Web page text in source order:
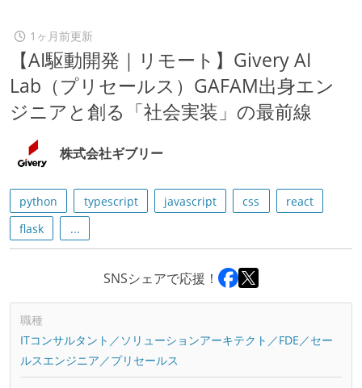
1ヶ月前更新
【AI駆動開発｜リモート】Givery AI
Lab（プリセールス）GAFAM出身エン
ジニアと創る「社会実装」の最前線
株式会社ギブリー
python typescript javascript css
react
flask
...
SNSシェアで応援！
職種
ITコンサルタント／ソリューションアーキテクト／FDE／セー
ルスエンジニア／プリセールス